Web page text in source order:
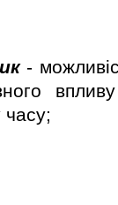
-
часу;